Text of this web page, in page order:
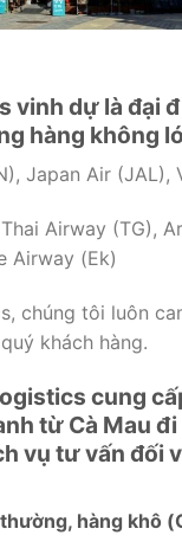
vinh dự là đại
hàng không
Japan Air (JAL),
Airway (TG),
Airway (Ek)
chúng tôi luôn
khách hàng.
cung
từ Cà Mau đi
vụ tư vấn đối
hàng khô